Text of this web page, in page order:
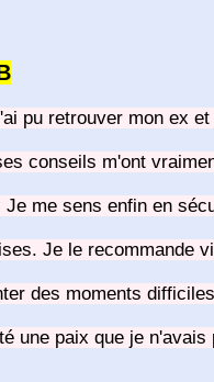
pu retrouver mon ex
conseils m'ont
me sens enfin en
Je le recommande
des moments
une paix que je